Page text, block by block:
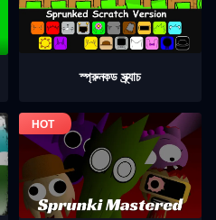
স্প্রুনকড স্ক্র্যাচ